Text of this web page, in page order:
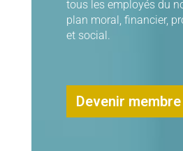
tous les employés du
plan moral, financier,
et social.
Devenir membre